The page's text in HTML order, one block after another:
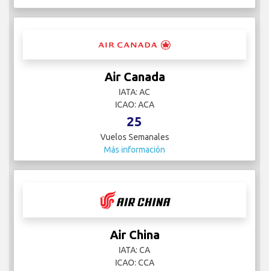
Air Canada
IATA: AC
ICAO: ACA
25
Vuelos Semanales
Más información
Air China
IATA: CA
ICAO: CCA